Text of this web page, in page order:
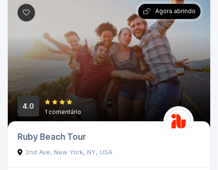
Agora abrindo
4.0
1 comentário
Ruby Beach Tour
2nd Ave, New York, NY, USA